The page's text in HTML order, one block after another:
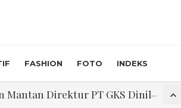
FASHION FOTO INDEKS
Direktur PT GKS Dinilai Rancu